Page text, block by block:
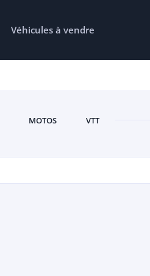
Véhicules à vendre
MOTOS VTT